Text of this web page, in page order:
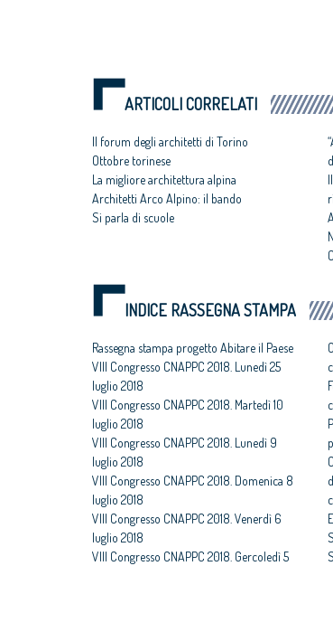
ARTICOLI CORRELATI
Il forum degli architetti di Torino
Ottobre torinese
La migliore architettura alpina
Architetti Arco Alpino: il bando
Si parla di scuole
INDICE RASSEGNA STAMPA
Rassegna stampa progetto Abitare il Paese
VIII Congresso CNAPPC 2018. Lunedì 25
luglio 2018
VIII Congresso CNAPPC 2018. Martedì 10
luglio 2018
VIII Congresso CNAPPC 2018. Lunedì 9
luglio 2018
VIII Congresso CNAPPC 2018. Domenica 8
luglio 2018
VIII Congresso CNAPPC 2018. Venerdì 6
luglio 2018
VIII Congresso CNAPPC 2018. Gercoledì 5